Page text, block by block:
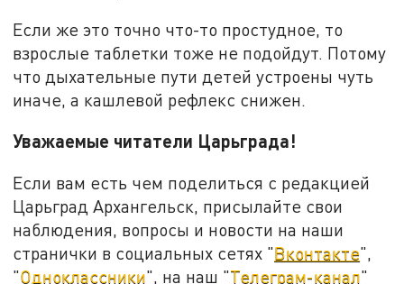
Если же это точно что-то простудное, то
взрослые таблетки тоже не подойдут. Потому
что дыхательные пути детей устроены чуть
иначе, а кашлевой рефлекс снижен.
Уважаемые читатели Царьграда!
Если вам есть чем поделиться с редакцией
Царьград Архангельск, присылайте свои
наблюдения, вопросы и новости на наши
странички в социальных сетях "Вконтакте",
"Одноклассники", на наш "Телеграм-канал"